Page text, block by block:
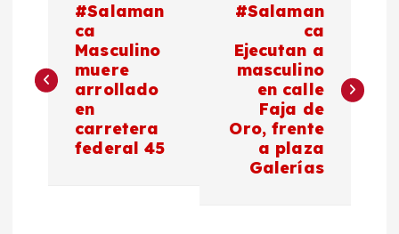
v
#Salaman
ca
Masculino
muere
arrollado
en
carretera
federal 45
#Salaman
ca
Ejecutan a
masculino
en calle
Faja de
Oro, frente
a plaza
Galerías